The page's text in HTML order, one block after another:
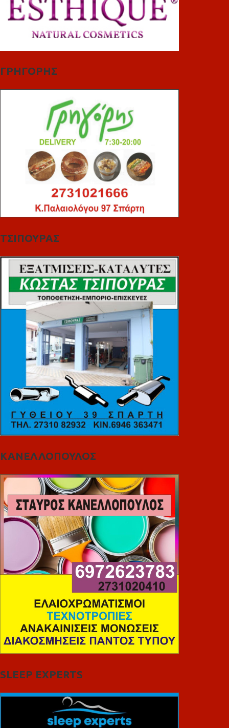
ΓΡΗΓΟΡΗΣ
ΤΣΙΠΟΥΡΑΣ
ΚΑΝΕΛΛΟΠΟΥΛΟΣ
SLEEP EXPERTS